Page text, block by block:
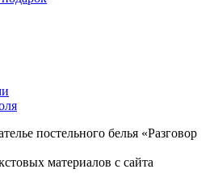
постельного белья «Разговор
материалов с сайта